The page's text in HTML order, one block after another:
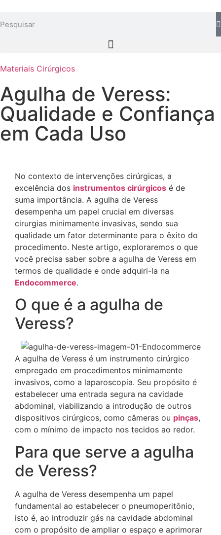
Materiais Cirúrgicos
Agulha de Veress:
Qualidade e Confiança
em Cada Uso
No contexto de intervenções cirúrgicas, a
excelência dos instrumentos cirúrgicos é de
suma importância. A agulha de Veress
desempenha um papel crucial em diversas
cirurgias minimamente invasivas, sendo sua
qualidade um fator determinante para o êxito do
procedimento. Neste artigo, exploraremos o que
você precisa saber sobre a agulha de Veress em
termos de qualidade e onde adquiri-la na
Endocommerce.
O que é a agulha de
Veress?
A agulha de Veress é um instrumento cirúrgico
empregado em procedimentos minimamente
invasivos, como a laparoscopia. Seu propósito é
estabelecer uma entrada segura na cavidade
abdominal, viabilizando a introdução de outros
dispositivos cirúrgicos, como câmeras ou pinças,
com o mínimo de impacto nos tecidos ao redor.
Para que serve a agulha
de Veress?
A agulha de Veress desempenha um papel
fundamental ao estabelecer o pneumoperitônio,
isto é, ao introduzir gás na cavidade abdominal
com o propósito de ampliar o espaço e aprimorar